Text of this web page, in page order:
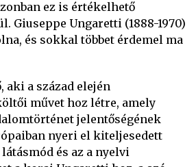
ez is értékelhető
Giuseppe Ungaretti (1888-1970)
és sokkal többet érdemel ma
aki a század elején
művet hoz létre, amely
jelentőségének
nyeri el kiteljesedett
és az a nyelvi